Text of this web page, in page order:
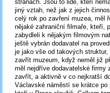
stranách. Jsou to lidé, kteří
jiný vztah, než jak z jejich
celý rok po zavření muzea, měl
nějaké zahraniční filmaře, kteří,
zabydleli k nějakým filmovým
ještě vybrán dodavatel na
je jako vše od takových
zavřít muzeum, když neměl již
měl nejdříve dodavatelské firmy
zavřít, a aktivně v co nejkratší
Václavské náměstí se krátce po